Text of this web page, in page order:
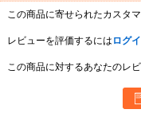
この商品に寄せられたカスタ
レビューを評価するには ログ
この商品に対するあなたのレ